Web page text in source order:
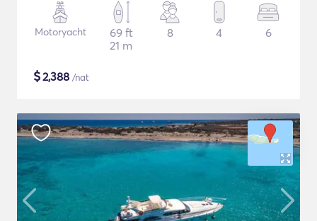
Motoryacht
69 ft
21 m
8 4 6
$2,388 /nat